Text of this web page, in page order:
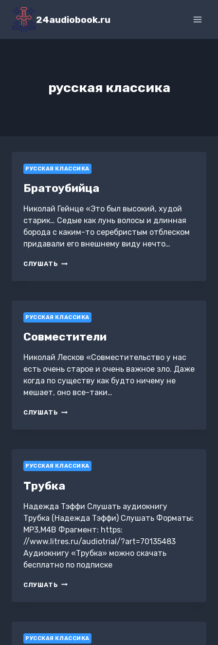
Перейти
содержимому
24audiobook.ru
русская классика
РУССКАЯ КЛАССИКА
Братоубийца
Николай Гейнце «Это был высокий, худой
старик… Седые как лунь волосы и длинная
борода с каким-то серебристым отблеском
придавали его внешнему виду нечто…
СЛУШАТЬ БРАТОУБИЙЦА
РУССКАЯ КЛАССИКА
Совместители
Николай Лесков «Совместительство у нас
есть очень старое и очень важное зло. Даже
когда по существу как будто ничему не
мешает, оно все-таки…
СЛУШАТЬ СОВМЕСТИТЕЛИ
РУССКАЯ КЛАССИКА
Трубка
Надежда Тэффи Слушать аудиокнигу
Трубка (Надежда Тэффи) Слушать Форматы:
MP3,M4B Фрагмент: https:
//www.litres.ru/audiotrial/?art=70135483
Аудиокнигу «Трубка» можно скачать
бесплатно по подписке
СЛУШАТЬ ТРУБКА
РУССКАЯ КЛАССИКА